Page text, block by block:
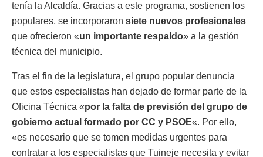
tenía la Alcaldía. Gracias a este programa, sostienen los
populares, se incorporaron siete nuevos profesionales
que ofrecieron «un importante respaldo» a la gestión
técnica del municipio.
Tras el fin de la legislatura, el grupo popular denuncia
que estos especialistas han dejado de formar parte de la
Oficina Técnica «por la falta de previsión del grupo de
gobierno actual formado por CC y PSOE«. Por ello,
«es necesario que se tomen medidas urgentes para
contratar a los especialistas que Tuineje necesita y evitar